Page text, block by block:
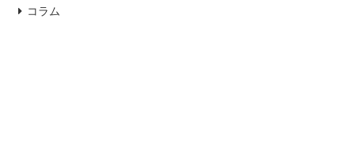
コラム